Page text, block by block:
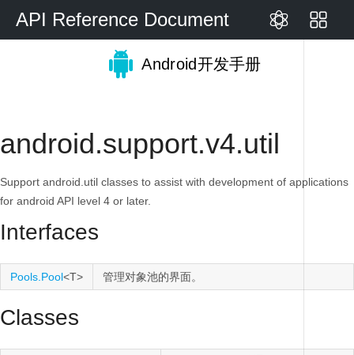
API Reference Document
Android开发手册
android.support.v4.util
Support android.util classes to assist with development of applications
for android API level 4 or later.
Interfaces
Pools.Pool<T> 管理对象池的界面。
Classes